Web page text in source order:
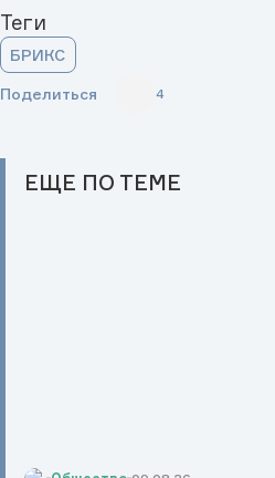
Теги
БРИКС
Поделиться 4
ЕЩЕ ПО ТЕМЕ